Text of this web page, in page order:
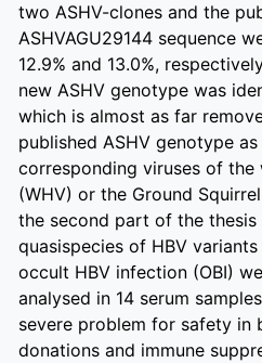
two ASHV-clones and the
ASHVAGU29144 sequence
12.9% and 13.0%, respectively.
new ASHV genotype was
which is almost as far
published ASHV genotype as
corresponding viruses of the
(WHV) or the Ground Squirrel
the second part of the thesis
quasispecies of HBV variants
occult HBV infection (OBI)
analysed in 14 serum samples.
severe problem for safety in
donations and immune